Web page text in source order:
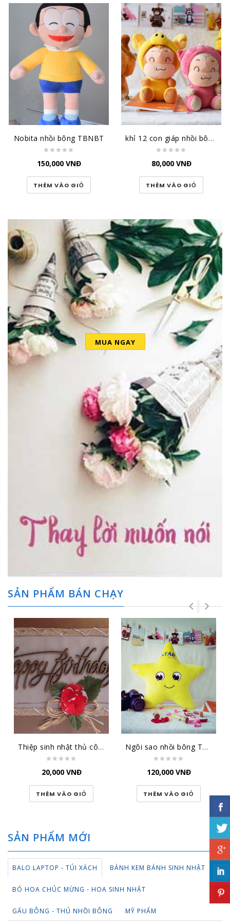
Nobita nhồi bông TBNBT
150,000 VNĐ
THÊM VÀO GIỎ
khỉ 12 con giáp nhồi bông TBK12CG
80,000 VNĐ
THÊM VÀO GIỎ
MUA NGAY
SẢN PHẨM BÁN CHẠY
Thiệp sinh nhật thủ công đại lớn SN-DL-1501
20,000 VNĐ
THÊM VÀO GIỎ
Ngôi sao nhồi bông TBNS
120,000 VNĐ
THÊM VÀO GIỎ
SẢN PHẨM MỚI
BALO LAPTOP - TÚI XÁCH BÁNH KEM BÁNH SINH NHẬT
BÓ HOA CHÚC MỪNG - HOA SINH NHẬT
GẤU BÔNG - THÚ NHỒI BÔNG MỸ PHẨM